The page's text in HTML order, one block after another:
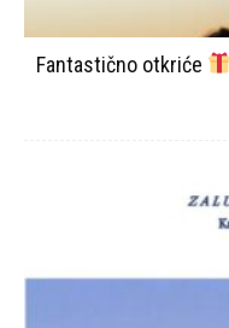
Fantastično otkriće